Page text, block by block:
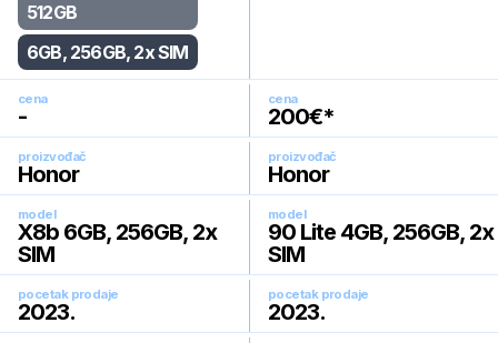
512GB
6GB, 256GB, 2x SIM
cena
-
cena
200€*
proizvođač
Honor
proizvođač
Honor
model
X8b 6GB, 256GB, 2x
SIM
model
90 Lite 4GB, 256GB, 2x
SIM
pocetak prodaje
2023.
pocetak prodaje
2023.